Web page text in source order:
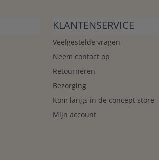
KLANTENSERVICE
Veelgestelde vragen
Neem contact op
Retourneren
Bezorging
Kom langs in de concept store
Mijn account